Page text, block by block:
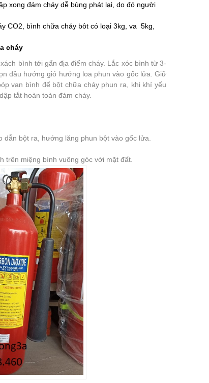
xong đám cháy dễ bùng phát lại, do đó người
CO2, bình chữa cháy bôt có loại 3kg, va 5kg,
cháy
bình tới gẩn địa điểm cháy. Lắc xóc bình từ 3-
đầu hướng gió hướng loa phun vào gốc lửa. Giữ
van bình để bột chữa cháy phun ra, khi khí yếu
tắt hoàn toàn đám cháy.
dẫn bột ra, hướng lăng phun bột vào gốc lửa.
trên miệng bình vuông góc với mặt đất.